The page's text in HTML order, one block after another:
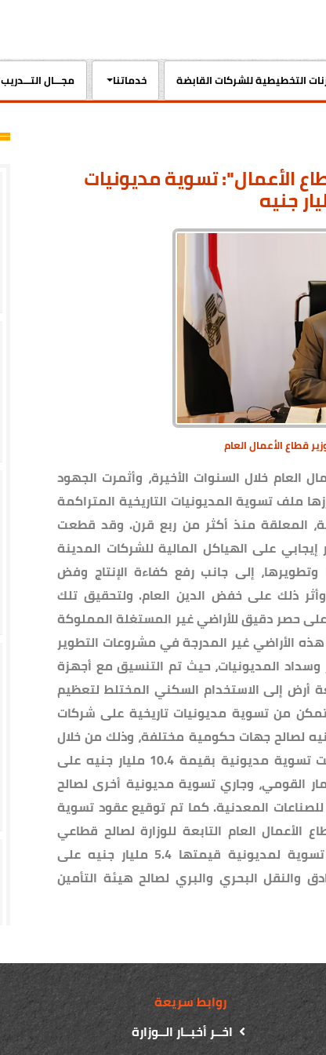
التخطيطية للشركات القابضة خدماتنا مجـــال التـــدريب
الأعمال": تسوية مديونيات
قطاع الأعمال العام
العام خلال السنوات الأخيرة، وأثمرت الجهود
ملف تسوية المديونيات التاريخية المتراكمة
المعلقة منذ أكثر من ربع قرن. وقد قطعت
على الهياكل المالية للشركات المدينة
إلى جانب رفع كفاءة الإنتاج وفض
ذلك على خفض الدين العام. ولتحقيق تلك
حصر دقيق للأراضي غير المستغلة المملوكة
الأراضي غير المدرجة في مشروعات التطوير
وسداد المديونيات، حيث تم التنسيق مع أجهزة
وتم تغيير استخدام عدد 178 قطعة أرض إلى الاستخدام السكني المختلط لتعظيم
من تسوية مديونيات تاريخية على شركات
العام بقيمة حوالي 33 مليار جنيه لصالح جهات حكومية مختلفة، وذلك من خلال
المبادلة بأراضٍ غير مستغلة ومستغنى عنها. تمت تسوية مديونية بقيمة 10.4 مليار جنيه على
القومي، وجاري تسوية مديونية أخرى لصالح
القابضة للصناعات المعدنية. كما تم توقيع عقود تسوية
شركات قطاع الأعمال العام التابعة للوزارة لصالح قطاعي
البترول والكهرباء. وتم أيضا توقيع بروتوكولات تسوية لمديونية قيمتها 5.4 مليار جنيه على
والنقل البحري والبري لصالح هيئة التأمين
روابط سريعة
اخــر أخبــار الــوزارة